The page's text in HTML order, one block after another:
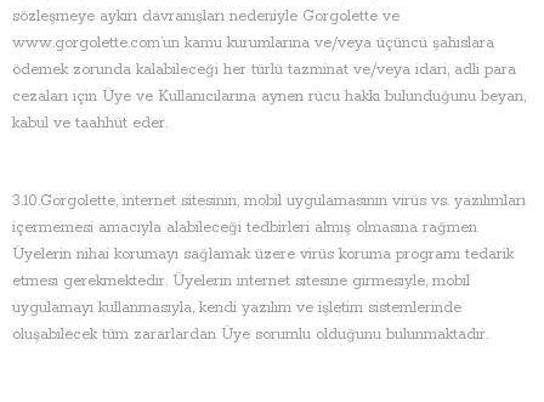
sözleşmeye aykırı davranışları nedeniyle Gorgolette ve
www.gorgolette.com’un kamu kurumlarına ve/veya üçüncü şahıslara
ödemek zorunda kalabileceği her türlü tazminat ve/veya idari, adli para
cezaları için Üye ve Kullanıcılarına aynen rücu hakkı bulunduğunu beyan,
kabul ve taahhüt eder.
3.10.Gorgolette, internet sitesinin, mobil uygulamasının virüs vs. yazılımları
içermemesi amacıyla alabileceği tedbirleri almış olmasına rağmen
Üyelerin nihai korumayı sağlamak üzere virüs koruma programı tedarik
etmesi gerekmektedir. Üyelerin internet sitesine girmesiyle, mobil
uygulamayı kullanmasıyla, kendi yazılım ve işletim sistemlerinde
oluşabilecek tüm zararlardan Üye sorumlu olduğunu bulunmaktadır.